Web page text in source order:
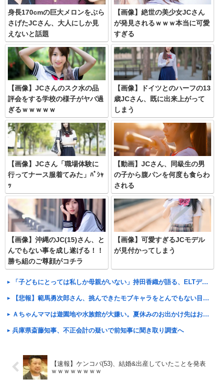
身長170cmの巨大メロンをぶら
さげたJCさん、大人にしか見
えないと話題
【画像】絶世の美少女JCさん
が発見されるｗｗｗ本当に可愛
すぎる
【画像】JCさんのスク水の品
評会をする学校の様子がヤバ過
ぎるｗｗｗｗｗ
【画像】ドイツとのハーフの13
歳JCさん、既に出来上がって
しまう
【画像】JCさん「職場体験に
行ってナース服着てみた」ﾊﾟｼｬ
ｯ
【動画】JCさん、同級生の男
の子から腹パンを何度も食らわ
される
【画像】沖縄のJC(15)さん、と
んでもない事を成し遂げる！！
勝ち組のご尊顔がコチラ
【画像】可愛すぎるJCモデル
が見付かってしまう
「子どもにとっては私しか母親がいない」持田香織が語る、ELTデビュー30周年と“歌手”よりも大切にしたかった時間
【悲報】範馬勇次郎さん、挑んできたモブキャラをとんでもない目に合わせてしまう
Ａちゃんママは遊園地や水族館が大嫌い。夏休みのお出かけ先はおばあちゃんちだけ。私の母「可哀想。孫ちゃんと一緒にＴＤＬに連れて行ってあげたい」→Ａママに烈火の如くキレられた
兵庫県斎藤知事、不正会計の疑いで前知事に聞き取り調査へ
【速報】ケンコバ(53)、結婚&出産していたことを発表
ｗｗｗｗｗｗｗｗ